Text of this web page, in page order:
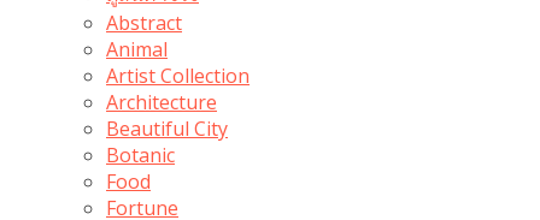
Abstract
Animal
Artist Collection
Architecture
Beautiful City
Botanic
Food
Fortune